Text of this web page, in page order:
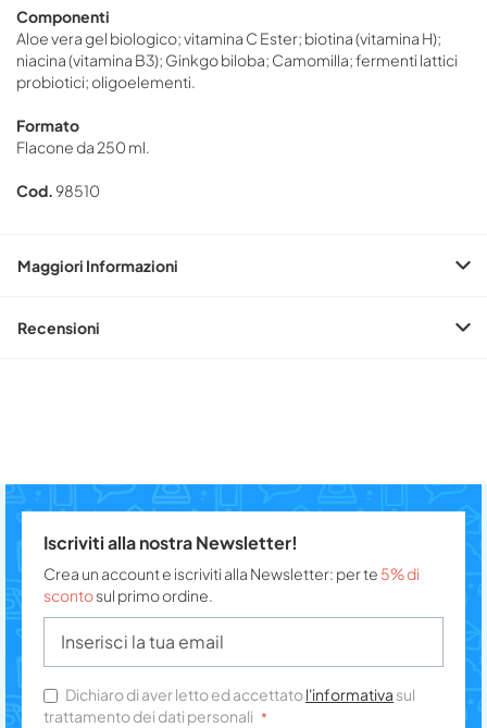
Componenti
Aloe vera gel biologico; vitamina C Ester; biotina (vitamina H);
niacina (vitamina B3); Ginkgo biloba; Camomilla; fermenti lattici
probiotici; oligoelementi.
Formato
Flacone da 250 ml.
Cod.98510
Maggiori Informazioni
Recensioni
Iscriviti alla nostra Newsletter!
Crea un account e iscriviti alla Newsletter: per te 5% di
scontosul primo ordine.
Dichiaro di aver letto ed accettatol'informativa sul
trattamento dei dati personali